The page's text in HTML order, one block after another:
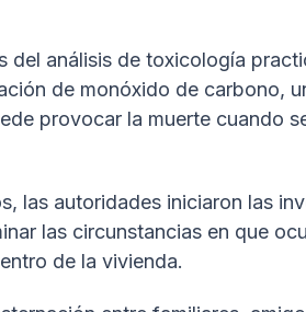
del análisis de toxicología
de monóxido de carbono,
provocar la muerte cuando
las autoridades iniciaron las
las circunstancias en que
de la vivienda.